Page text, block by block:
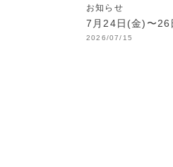
7月24日(金)〜26
お知らせ
2026/07/15